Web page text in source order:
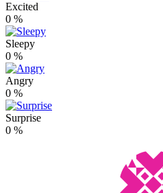
Excited
0 %
Sleepy
0 %
Angry
0 %
Surprise
0 %